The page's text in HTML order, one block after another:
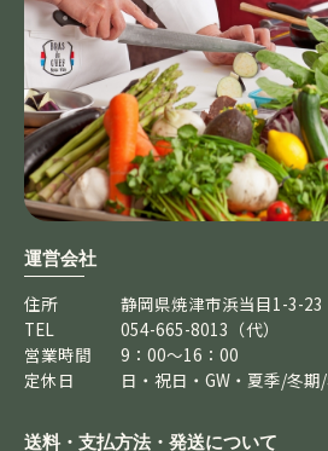
運営会社
住所
静岡県焼津市浜当目1-3-23
TEL
054-665-8013（代）
営業時間
9：00～16：00
定休日
日・祝日・GW・夏季/冬
送料・支払方法・発送について